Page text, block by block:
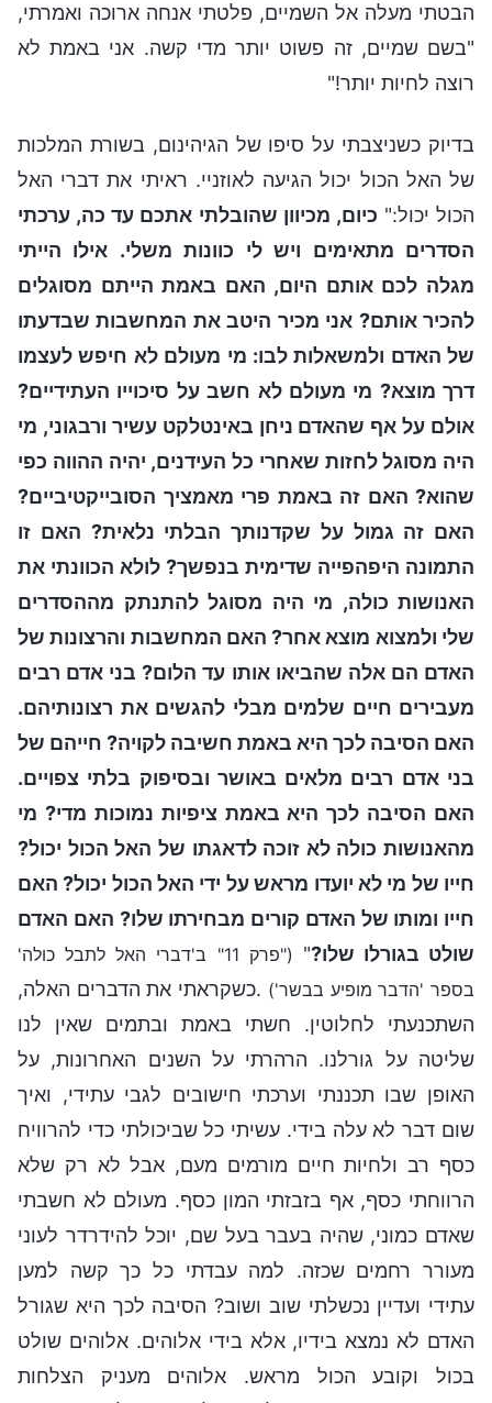
הבטתי מעלה אל השמיים, פלטתי אנחה ארוכה ואמרתי,
"בשם שמיים, זה פשוט יותר מדי קשה. אני באמת לא
רוצה לחיות יותר!"
בדיוק כשניצבתי על סיפו של הגיהינום, בשורת המלכות
של האל הכול יכול הגיעה לאוזניי. ראיתי את דברי האל
הכול יכול:" כיום, מכיוון שהובלתי אתכם עד כה, ערכתי
הסדרים מתאימים ויש לי כוונות משלי. אילו הייתי
מגלה לכם אותם היום, האם באמת הייתם מסוגלים
להכיר אותם? אני מכיר היטב את המחשבות שבדעתו
של האדם ולמשאלות לבו: מי מעולם לא חיפש לעצמו
דרך מוצא? מי מעולם לא חשב על סיכוייו העתידיים?
אולם על אף שהאדם ניחן באינטלקט עשיר ורבגוני, מי
היה מסוגל לחזות שאחרי כל העידנים, יהיה ההווה כפי
שהוא? האם זה באמת פרי מאמציך הסובייקטיביים?
האם זה גמול על שקדנותך הבלתי נלאית? האם זו
התמונה היפהפייה שדימית בנפשך? לולא הכוונתי את
האנושות כולה, מי היה מסוגל להתנתק מההסדרים
שלי ולמצוא מוצא אחר? האם המחשבות והרצונות של
האדם הם אלה שהביאו אותו עד הלום? בני אדם רבים
מעבירים חיים שלמים מבלי להגשים את רצונותיהם.
האם הסיבה לכך היא באמת חשיבה לקויה? חייהם של
בני אדם רבים מלאים באושר ובסיפוק בלתי צפויים.
האם הסיבה לכך היא באמת ציפיות נמוכות מדי? מי
מהאנושות כולה לא זוכה לדאגתו של האל הכול יכול?
חייו של מי לא יועדו מראש על ידי האל הכול יכול? האם
חייו ומותו של האדם קורים מבחירתו שלו? האם האדם
שולט בגורלו שלו?"
("פרק 11" ב'דברי האל לתבל כולה'
בספר 'הדבר מופיע בבשר') .כשקראתי את הדברים האלה,
השתכנעתי לחלוטין. חשתי באמת ובתמים שאין לנו
שליטה על גורלנו. הרהרתי על השנים האחרונות, על
האופן שבו תכננתי וערכתי חישובים לגבי עתידי, ואיך
שום דבר לא עלה בידי. עשיתי כל שביכולתי כדי להרוויח
כסף רב ולחיות חיים מורמים מעם, אבל לא רק שלא
הרווחתי כסף, אף בזבזתי המון כסף. מעולם לא חשבתי
שאדם כמוני, שהיה בעבר בעל שם, יוכל להידרדר לעוני
מעורר רחמים שכזה. למה עבדתי כל כך קשה למען
עתידי ועדיין נכשלתי שוב ושוב? הסיבה לכך היא שגורל
האדם לא נמצא בידיו, אלא בידי אלוהים. אלוהים שולט
בכול וקובע הכול מראש. אלוהים מעניק הצלחות